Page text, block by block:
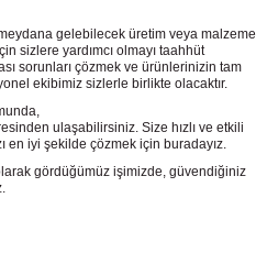
gelebilecek üretim veya malzeme
sizlere yardımcı olmayı taahhüt
sorunları çözmek ve ürünlerinizin tam
ekibimiz sizlerle birlikte olacaktır.
ulaşabilirsiniz. Size hızlı ve etkili
en iyi şekilde çözmek için buradayız.
gördüğümüz işimizde, güvendiğiniz